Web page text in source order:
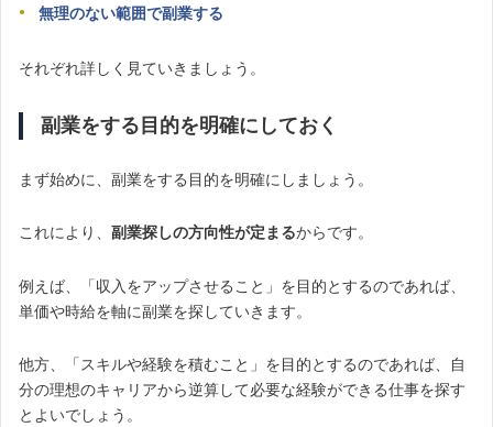
無理のない範囲で副業する
それぞれ詳しく見ていきましょう。
副業をする目的を明確にしておく
まず始めに、副業をする目的を明確にしましょう。
これにより、 副業探しの方向性が定まるからです。
例えば、「収入をアップさせること」を目的とするのであれば、
単価や時給を軸に副業を探していきます。
他方、「スキルや経験を積むこと」を目的とするのであれば、自
分の理想のキャリアから逆算して必要な経験ができる仕事を探す
とよいでしょう。